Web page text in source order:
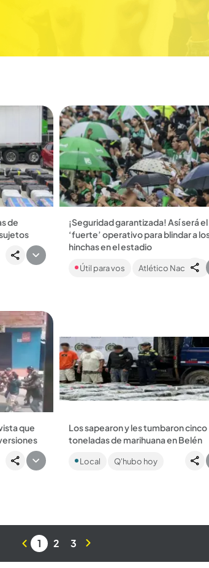
de
desde el
¡Seguridad garantizada! Así será el
‘fuerte’ operativo para blindar a
hinchas en el estadio
Con tres anillos de seguridad y
900 miembros de la Fuerza
única preocupación será alentar a
Útil para vos Atlético Nacional
que
hombres
21 de
Los sapearon y les tumbaron cinco
toneladas de marihuana en Belén
La ciudadanía alertó sobre el
repleto de droga que vendría del
Local Q'hubo hoy
1 2 3